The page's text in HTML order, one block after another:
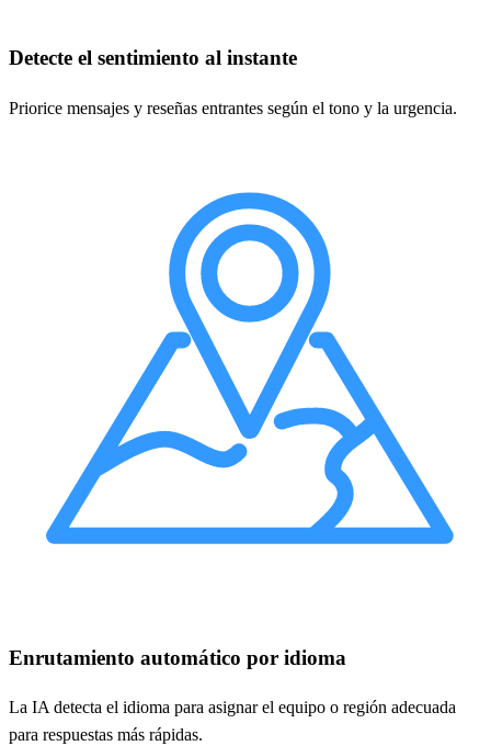
Detecte el sentimiento al instante
Priorice mensajes y reseñas entrantes según el tono y la urgencia.
Enrutamiento automático por idioma
La IA detecta el idioma para asignar el equipo o región adecuada
para respuestas más rápidas.